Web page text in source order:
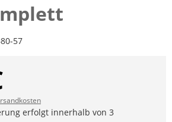
57
erfolgt innerhalb von 3